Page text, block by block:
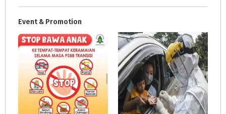
Event & Promotion